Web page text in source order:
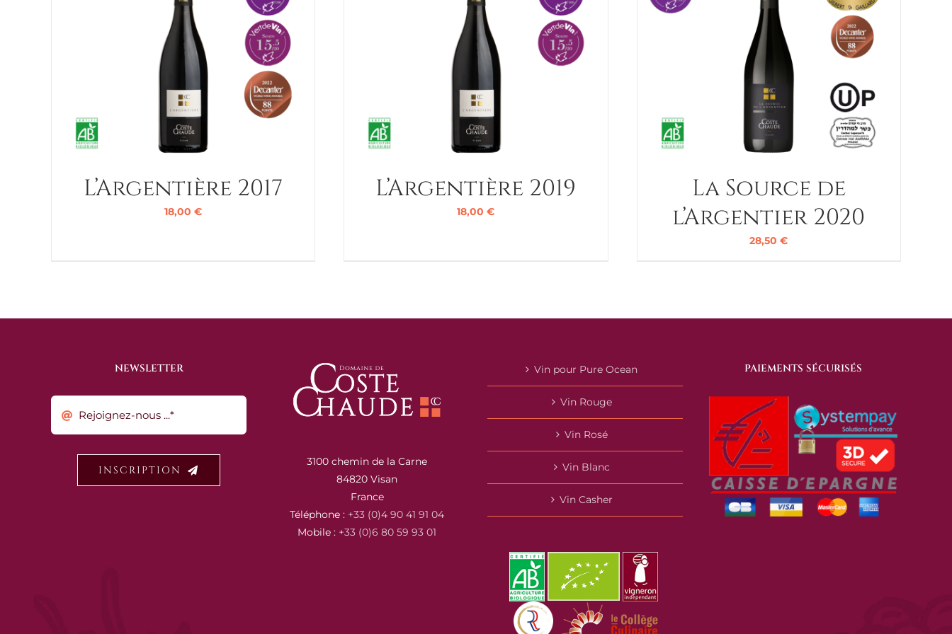
L’Argentière 2017
18,00 €
L’Argentière 2019
18,00 €
La Source de
l’Argentier 2020
28,50 €
NEWSLETTER
INSCRIPTION
3100 chemin de la Carne
84820 Visan
France
Téléphone : +33 (0)4 90 41 91 04
Mobile : +33 (0)6 80 59 93 01
Vin pour Pure Ocean
Vin Rouge
Vin Rosé
Vin Blanc
Vin Casher
PAIEMENTS SÉCURISÉS